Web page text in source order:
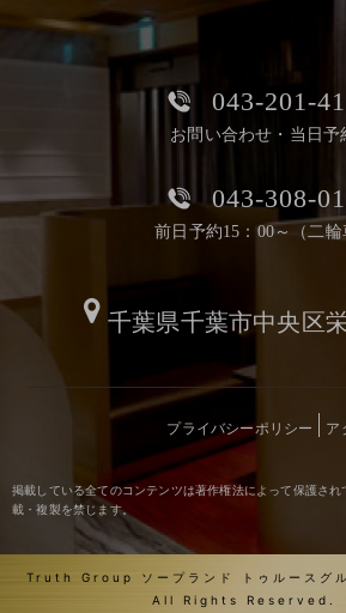
043-201-
お問い合わせ・当日予
043-308-
前日予約15：00～（二輪
千葉県千葉市中央区
プライバシーポリシー ア
掲載している全てのコンテンツは著作権法によって保護さ
載・複製を禁じます。
Truth Group ソープランド トゥルースグ
All Rights Reserved.